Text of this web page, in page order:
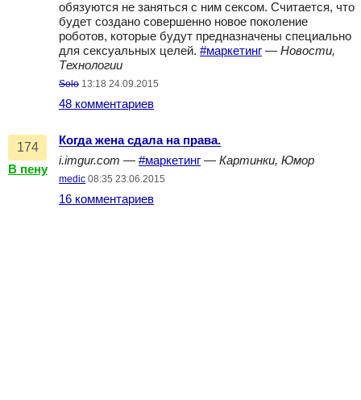
обязуются не заняться с ним сексом. Считается, что
будет создано совершенно новое поколение
роботов, которые будут предназначены специально
для сексуальных целей. #маркетинг — Новости,
Технологии
Solo 13:18 24.09.2015
48 комментариев
174
В пену
Когда жена сдала на права.
i.imgur.com — #маркетинг — Картинки, Юмор
medic 08:35 23.06.2015
16 комментариев